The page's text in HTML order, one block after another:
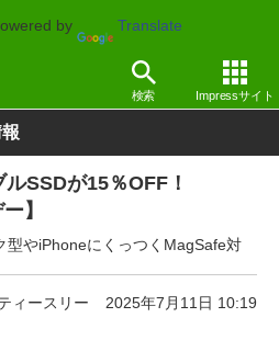
by Translate
検索 Impressサイト
SSDが15％OFF！
】
型やiPhoneにくっつくMagSafe対
ィースリー 2025年7月11日 10:19